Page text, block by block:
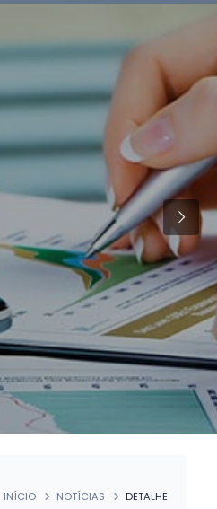
INÍCIO NOTÍCIAS DETALHE